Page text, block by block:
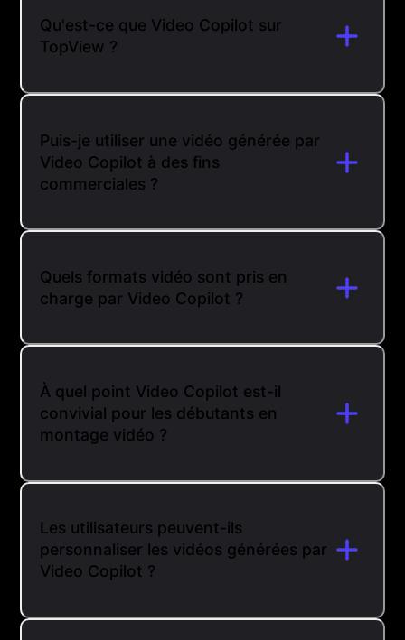
Qu'est-ce que Video Copilot sur
TopView ?
Puis-je utiliser une vidéo générée par
Video Copilot à des fins
commerciales ?
Quels formats vidéo sont pris en
charge par Video Copilot ?
À quel point Video Copilot est-il
convivial pour les débutants en
montage vidéo ?
Les utilisateurs peuvent-ils
personnaliser les vidéos générées par
Video Copilot ?